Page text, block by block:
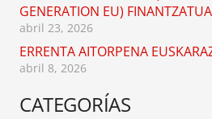
GENERATION EU)
abril 23, 2026
ERRENTA AITORPENA
abril 8, 2026
CATEGORÍAS